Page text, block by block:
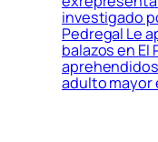
investigado
Pedregal Le
balazos en El
adulto mayor